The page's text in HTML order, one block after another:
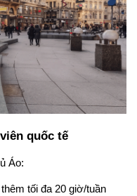
quốc tế
Áo:
tối đa 20 giờ/tuần